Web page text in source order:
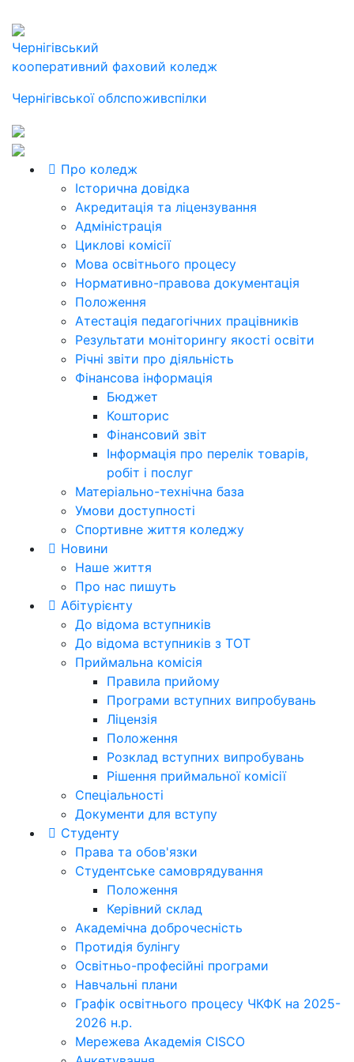
Чернігівський
кооперативний фаховий коледж
Чернігівської облспоживспілки
Про коледж
Історична довідка
Акредитація та ліцензування
Адміністрація
Циклові комісії
Мова освітнього процесу
Нормативно-правова документація
Положення
Атестація педагогічних працівників
Результати моніторингу якості освіти
Річні звіти про діяльність
Фінансова інформація
Бюджет
Кошторис
Фінансовий звіт
Інформація про перелік товарів,
робіт і послуг
Матеріально-технічна база
Умови доступності
Спортивне життя коледжу
Новини
Наше життя
Про нас пишуть
Абітурієнту
До відома вступників
До відома вступників з ТОТ
Приймальна комісія
Правила прийому
Програми вступних випробувань
Ліцензія
Положення
Розклад вступних випробувань
Рішення приймальної комісії
Спеціальності
Документи для вступу
Студенту
Права та обов'язки
Студентське самоврядування
Положення
Керівний склад
Академічна доброчесність
Протидія булінгу
Освітньо-професійні програми
Навчальні плани
Графік освітнього процесу ЧКФК на 2025-
2026 н.р.
Мережева Академія CISCO